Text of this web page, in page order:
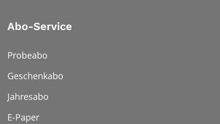
Abo-Service
Probeabo
Geschenkabo
Jahresabo
E-Paper